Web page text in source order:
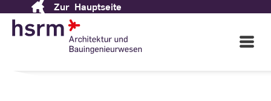
Content
Zur Hauptseite
Open
Main